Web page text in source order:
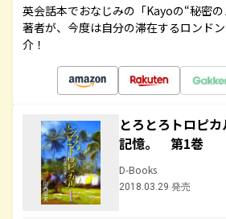
英会話本でおなじみの「Kayoの“秘密
著者が、今度は自分の滞在するロンド
介！
とろとろトロピ
記憶。 第1巻
D-Books
2018.03.29 発売